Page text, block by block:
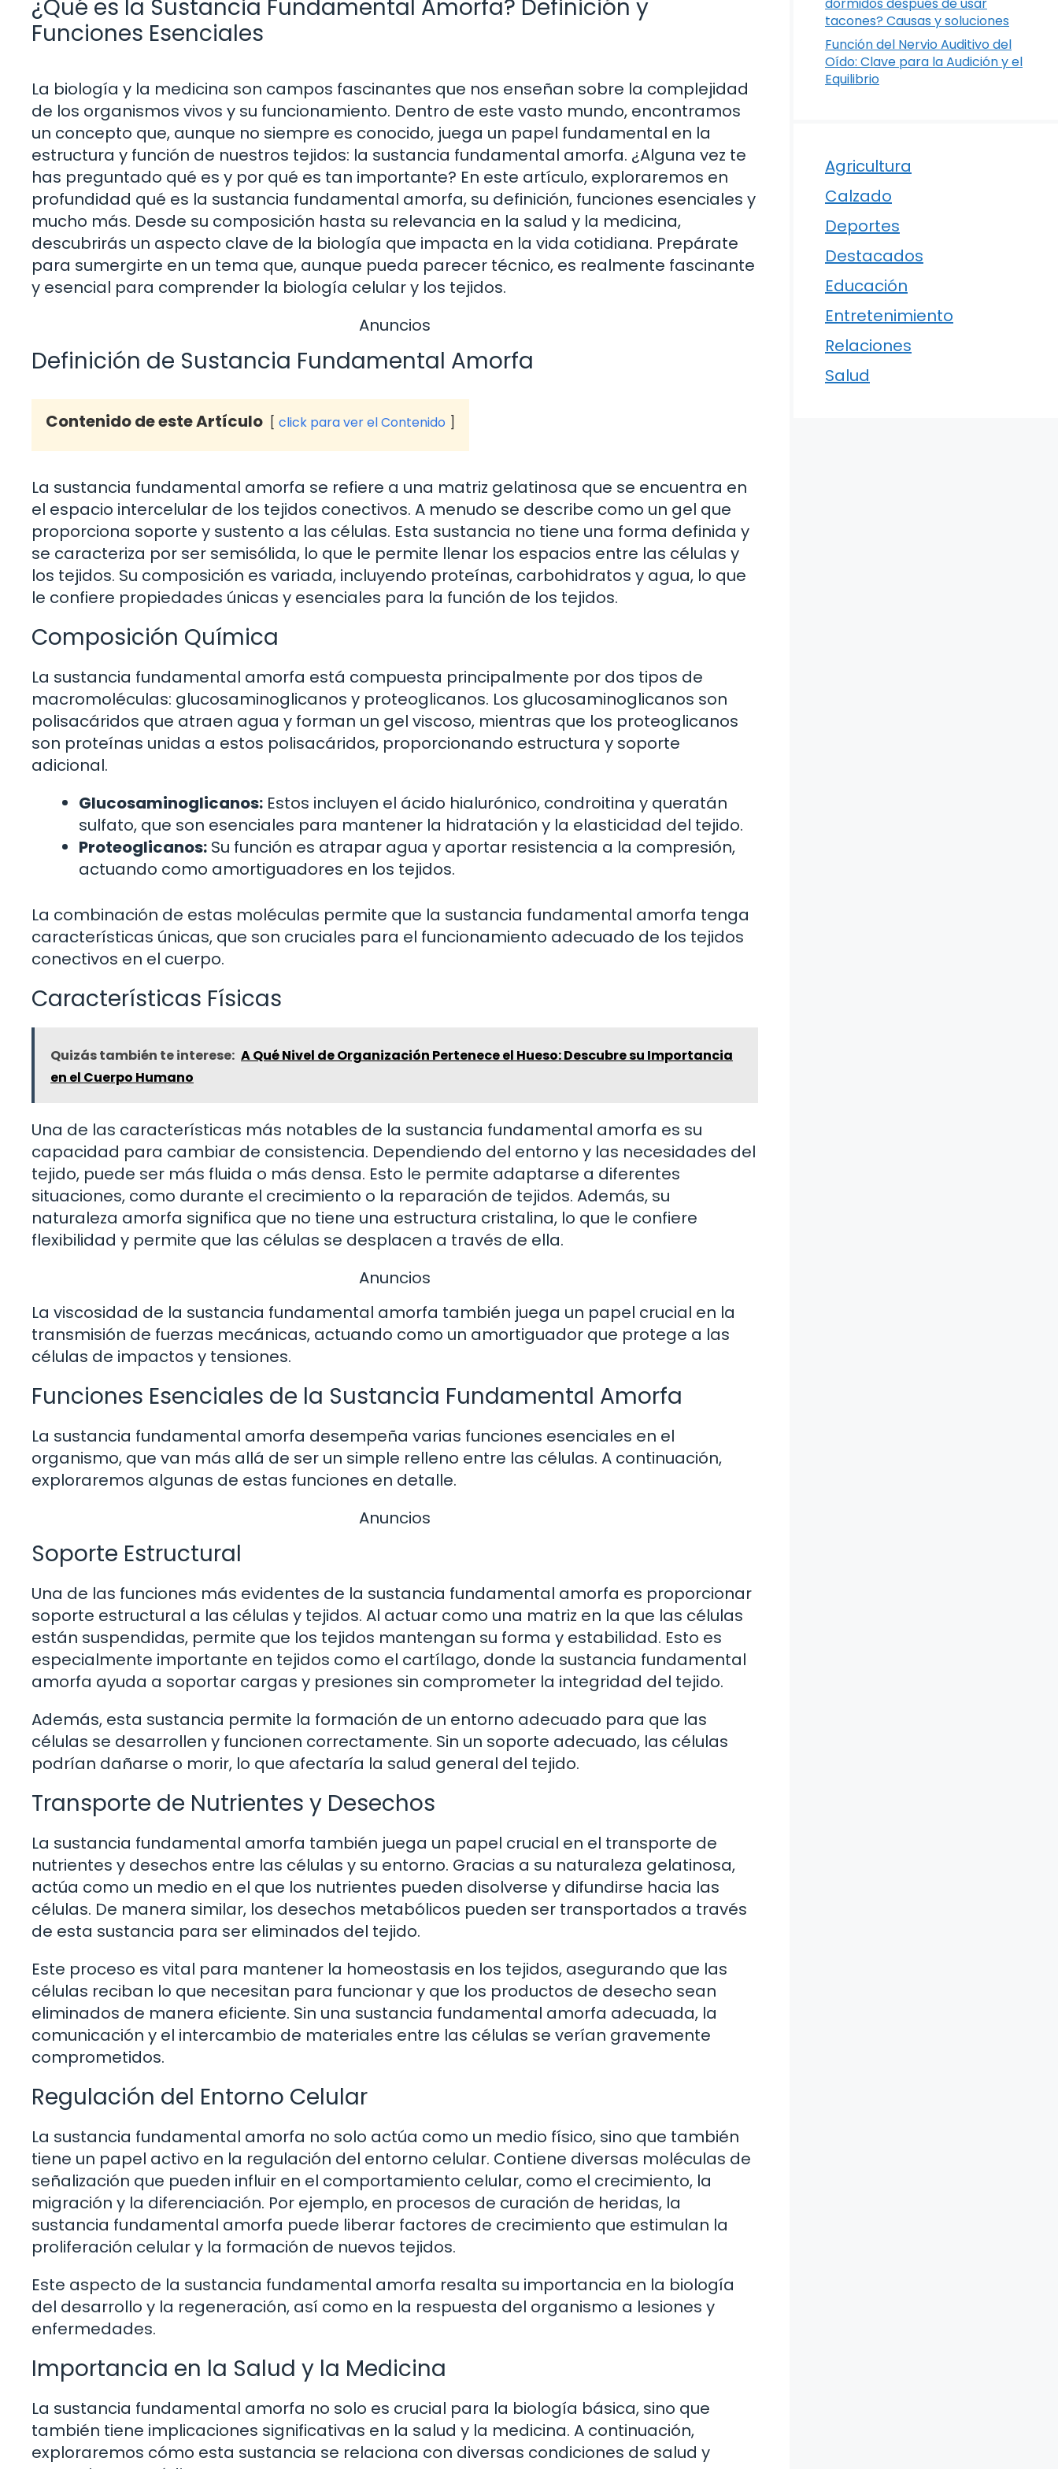
¿Qué es la Sustancia Fundamental Amorfa? Definición y
Funciones Esenciales
La biología y la medicina son campos fascinantes que nos enseñan sobre la complejidad
de los organismos vivos y su funcionamiento. Dentro de este vasto mundo, encontramos
un concepto que, aunque no siempre es conocido, juega un papel fundamental en la
estructura y función de nuestros tejidos: la sustancia fundamental amorfa. ¿Alguna vez te
has preguntado qué es y por qué es tan importante? En este artículo, exploraremos en
profundidad qué es la sustancia fundamental amorfa, su definición, funciones esenciales y
mucho más. Desde su composición hasta su relevancia en la salud y la medicina,
descubrirás un aspecto clave de la biología que impacta en la vida cotidiana. Prepárate
para sumergirte en un tema que, aunque pueda parecer técnico, es realmente fascinante
y esencial para comprender la biología celular y los tejidos.
Anuncios
Definición de Sustancia Fundamental Amorfa
Contenido de este Artículo click para ver el Contenido
La sustancia fundamental amorfa se refiere a una matriz gelatinosa que se encuentra en
el espacio intercelular de los tejidos conectivos. A menudo se describe como un gel que
proporciona soporte y sustento a las células. Esta sustancia no tiene una forma definida y
se caracteriza por ser semisólida, lo que le permite llenar los espacios entre las células y
los tejidos. Su composición es variada, incluyendo proteínas, carbohidratos y agua, lo que
le confiere propiedades únicas y esenciales para la función de los tejidos.
Composición Química
La sustancia fundamental amorfa está compuesta principalmente por dos tipos de
macromoléculas: glucosaminoglicanos y proteoglicanos. Los glucosaminoglicanos son
polisacáridos que atraen agua y forman un gel viscoso, mientras que los proteoglicanos
son proteínas unidas a estos polisacáridos, proporcionando estructura y soporte
adicional.
Glucosaminoglicanos: Estos incluyen el ácido hialurónico, condroitina y queratán
sulfato, que son esenciales para mantener la hidratación y la elasticidad del tejido.
Proteoglicanos: Su función es atrapar agua y aportar resistencia a la compresión,
actuando como amortiguadores en los tejidos.
La combinación de estas moléculas permite que la sustancia fundamental amorfa tenga
características únicas, que son cruciales para el funcionamiento adecuado de los tejidos
conectivos en el cuerpo.
Características Físicas
Quizás también te interese: A Qué Nivel de Organización Pertenece el Hueso: Descubre su Importancia
en el Cuerpo Humano
Una de las características más notables de la sustancia fundamental amorfa es su
capacidad para cambiar de consistencia. Dependiendo del entorno y las necesidades del
tejido, puede ser más fluida o más densa. Esto le permite adaptarse a diferentes
situaciones, como durante el crecimiento o la reparación de tejidos. Además, su
naturaleza amorfa significa que no tiene una estructura cristalina, lo que le confiere
flexibilidad y permite que las células se desplacen a través de ella.
Anuncios
La viscosidad de la sustancia fundamental amorfa también juega un papel crucial en la
transmisión de fuerzas mecánicas, actuando como un amortiguador que protege a las
células de impactos y tensiones.
Funciones Esenciales de la Sustancia Fundamental Amorfa
La sustancia fundamental amorfa desempeña varias funciones esenciales en el
organismo, que van más allá de ser un simple relleno entre las células. A continuación,
exploraremos algunas de estas funciones en detalle.
Anuncios
Soporte Estructural
Una de las funciones más evidentes de la sustancia fundamental amorfa es proporcionar
soporte estructural a las células y tejidos. Al actuar como una matriz en la que las células
están suspendidas, permite que los tejidos mantengan su forma y estabilidad. Esto es
especialmente importante en tejidos como el cartílago, donde la sustancia fundamental
amorfa ayuda a soportar cargas y presiones sin comprometer la integridad del tejido.
Además, esta sustancia permite la formación de un entorno adecuado para que las
células se desarrollen y funcionen correctamente. Sin un soporte adecuado, las células
podrían dañarse o morir, lo que afectaría la salud general del tejido.
Transporte de Nutrientes y Desechos
La sustancia fundamental amorfa también juega un papel crucial en el transporte de
nutrientes y desechos entre las células y su entorno. Gracias a su naturaleza gelatinosa,
actúa como un medio en el que los nutrientes pueden disolverse y difundirse hacia las
células. De manera similar, los desechos metabólicos pueden ser transportados a través
de esta sustancia para ser eliminados del tejido.
Este proceso es vital para mantener la homeostasis en los tejidos, asegurando que las
células reciban lo que necesitan para funcionar y que los productos de desecho sean
eliminados de manera eficiente. Sin una sustancia fundamental amorfa adecuada, la
comunicación y el intercambio de materiales entre las células se verían gravemente
comprometidos.
Regulación del Entorno Celular
La sustancia fundamental amorfa no solo actúa como un medio físico, sino que también
tiene un papel activo en la regulación del entorno celular. Contiene diversas moléculas de
señalización que pueden influir en el comportamiento celular, como el crecimiento, la
migración y la diferenciación. Por ejemplo, en procesos de curación de heridas, la
sustancia fundamental amorfa puede liberar factores de crecimiento que estimulan la
proliferación celular y la formación de nuevos tejidos.
Este aspecto de la sustancia fundamental amorfa resalta su importancia en la biología
del desarrollo y la regeneración, así como en la respuesta del organismo a lesiones y
enfermedades.
Importancia en la Salud y la Medicina
La sustancia fundamental amorfa no solo es crucial para la biología básica, sino que
también tiene implicaciones significativas en la salud y la medicina. A continuación,
exploraremos cómo esta sustancia se relaciona con diversas condiciones de salud y
tacones? Causas y soluciones
Función del Nervio Auditivo del
Oído: Clave para la Audición y el
Equilibrio
Agricultura
Calzado
Deportes
Destacados
Educación
Entretenimiento
Relaciones
Salud